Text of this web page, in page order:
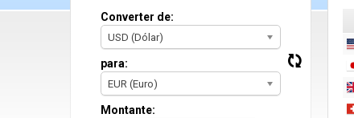
Converter de:
USD (Dólar)
para:
EUR (Euro)
Montante: